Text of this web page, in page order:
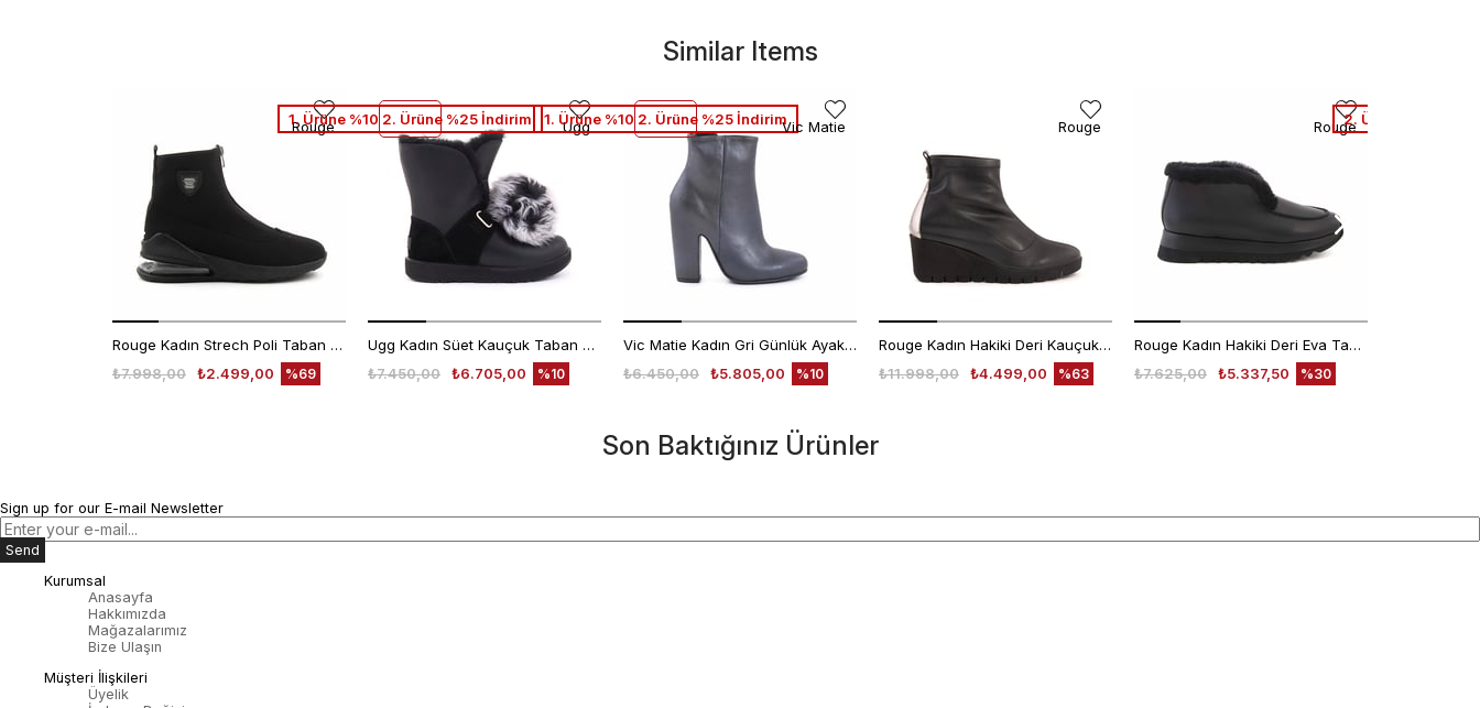
Similar Items
Rouge Kadın Strech Poli Taban Siyah Günlük Bot
₺2.499,00
₺7.998,00 %69
Rouge
Ugg Kadın Süet Kauçuk Taban Siyah Günlük Bot
₺6.705,00
₺7.450,00 %10
1. Ürüne %10 2. Ürüne %25 İndirim Ugg
Vic Matie Kadın Gri Günlük Ayakkabı
₺5.805,00
₺6.450,00 %10
1. Ürüne %10 2. Ürüne %25 İndirimVic Matie
Rouge Kadın Hakiki Deri Kauçuk Taban Siyah Günlük Bot
₺4.499,00
₺11.998,00 %63
Rouge
Rouge Kadın Hakiki Deri Eva Taban Siyah Günlük Bot
₺5.337,50
₺7.625,00 %30
Rouge2. Ürüne %50 Net
Son Baktığınız Ürünler
Sign up for our E-mail Newsletter
Send
Kurumsal
Anasayfa
Hakkımızda
Mağazalarımız
Bize Ulaşın
Müşteri İlişkileri
Üyelik